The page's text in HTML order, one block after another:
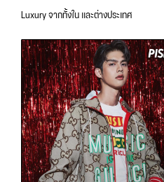
Luxury จากทั้งใน และต่างประเทศ